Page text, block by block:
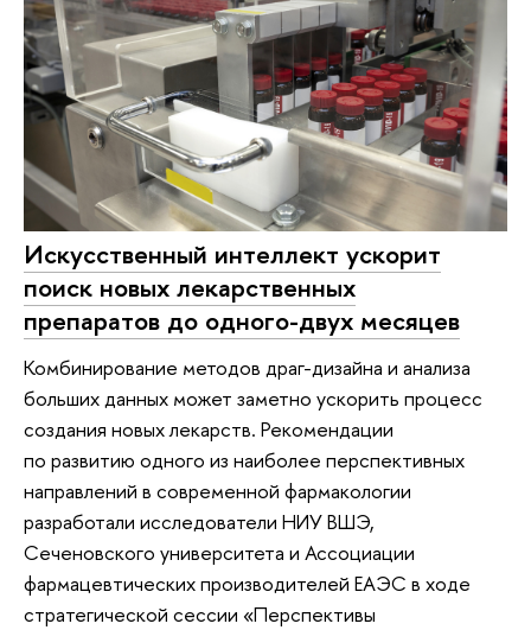
Искусственный интеллект ускорит
поиск новых лекарственных
препаратов до одного-двух месяцев
Комбинирование методов драг-дизайна и анализа
больших данных может заметно ускорить процесс
создания новых лекарств. Рекомендации
по развитию одного из наиболее перспективных
направлений в современной фармакологии
разработали исследователи НИУ ВШЭ,
Сеченовского университета и Ассоциации
фармацевтических производителей ЕАЭС в ходе
стратегической сессии «Перспективы